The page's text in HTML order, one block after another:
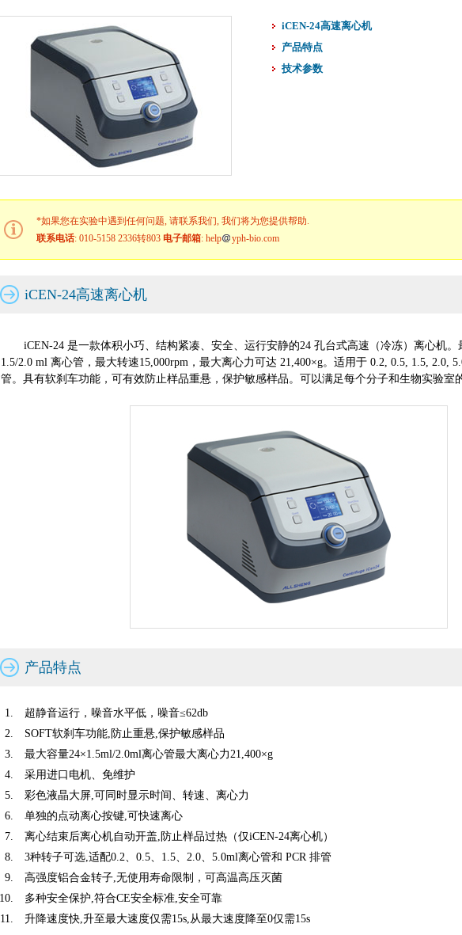
iCEN-24高速离心机
产品特点
技术参数
*如果您在实验中遇到任何问题, 请联系我们, 我们将为您提供帮助.
联系电话: 010-5158 2336转803 电子邮箱: help yph-bio.com
iCEN-24高速离心机
iCEN-24 是一款体积小巧、结构紧凑、安全、运行安静的24 孔台式高速（冷冻）离心机。
1.5/2.0 ml 离心管，最大转速15,000rpm，最大离心力可达 21,400×g。适用于 0.2, 0.5, 1.5, 2.0,
管。具有软刹车功能，可有效防止样品重悬，保护敏感样品。可以满足每个分子和生物实验室
产品特点
超静音运行，噪音水平低，噪音≤62db
SOFT软刹车功能,防止重悬,保护敏感样品
最大容量24×1.5ml/2.0ml离心管最大离心力21,400×g
采用进口电机、免维护
彩色液晶大屏,可同时显示时间、转速、离心力
单独的点动离心按键,可快速离心
离心结束后离心机自动开盖,防止样品过热（仅iCEN-24离心机）
3种转子可选,适配0.2、0.5、1.5、2.0、5.0ml离心管和 PCR 排管
高强度铝合金转子,无使用寿命限制，可高温高压灭菌
多种安全保护,符合CE安全标准,安全可靠
升降速度快,升至最大速度仅需15s,从最大速度降至0仅需15s